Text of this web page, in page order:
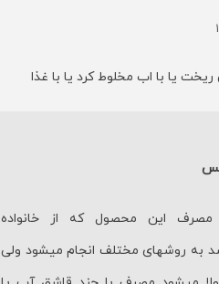
یا با اب مخلوط کرد یا با غذا
این محصول که از خانواده
به روشهای مختلف انجام میشود ولی